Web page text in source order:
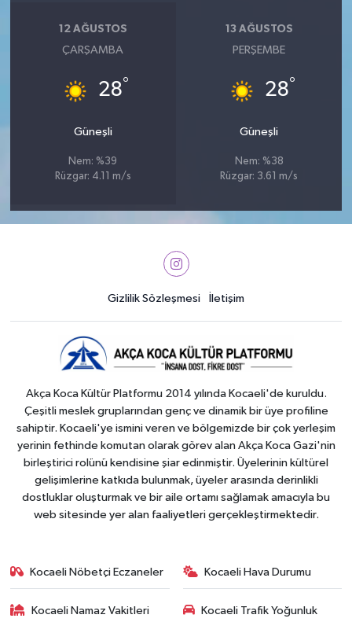
12 AĞUSTOS
ÇARŞAMBA
28°
Güneşli
Nem: %39
Rüzgar: 4.11 m/s
13 AĞUSTOS
PERŞEMBE
28°
Güneşli
Nem: %38
Rüzgar: 3.61 m/s
Gizlilik Sözleşmesi İletişim
Akça Koca Kültür Platformu 2014 yılında Kocaeli'de kuruldu.
Çeşitli meslek gruplarından genç ve dinamik bir üye profiline
sahiptir. Kocaeli'ye ismini veren ve bölgemizde bir çok yerleşim
yerinin fethinde komutan olarak görev alan Akça Koca Gazi'nin
birleştirici rolünü kendisine şiar edinmiştir. Üyelerinin kültürel
gelişimlerine katkıda bulunmak, üyeler arasında derinlikli
dostluklar oluşturmak ve bir aile ortamı sağlamak amacıyla bu
web sitesinde yer alan faaliyetleri gerçekleştirmektedir.
Kocaeli Nöbetçi Eczaneler Kocaeli Hava Durumu
Kocaeli Namaz Vakitleri
Kocaeli Trafik Yoğunluk